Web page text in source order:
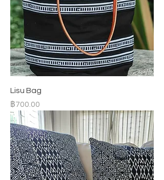
Lisu Bag
ราคา
฿700.00